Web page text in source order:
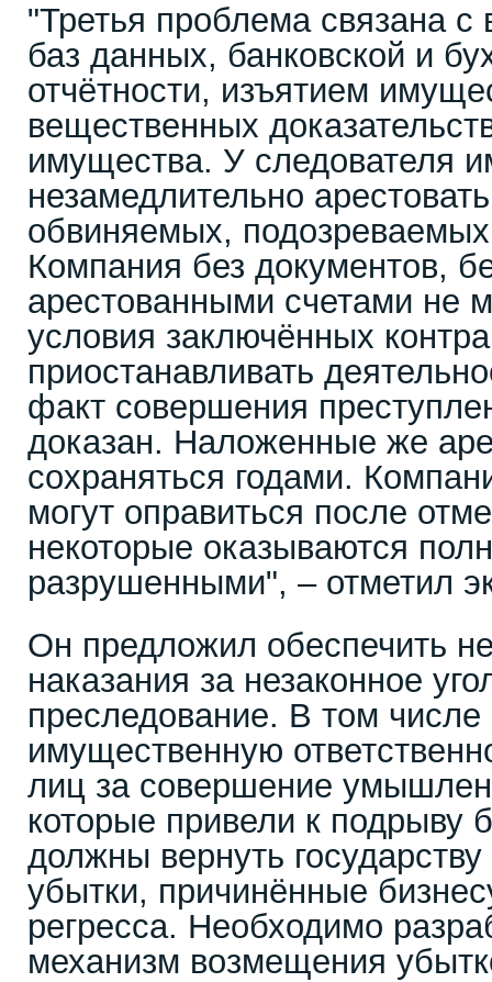
"Третья проблема связана
баз данных, банковской и
отчётности, изъятием
вещественных
имущества. У следователя
незамедлительно
обвиняемых,
Компания без документов,
арестованными счетами не
условия заключённых
приостанавливать
факт совершения
доказан. Наложенные же
сохраняться годами.
могут оправиться после
некоторые оказываются
разрушенными", – отметил
Он предложил обеспечить
наказания за незаконное
преследование. В том
имущественную
лиц за совершение
которые привели к подрыву
должны вернуть
убытки, причинённые
регресса. Необходимо
механизм возмещения